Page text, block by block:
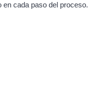
en cada paso del proceso.